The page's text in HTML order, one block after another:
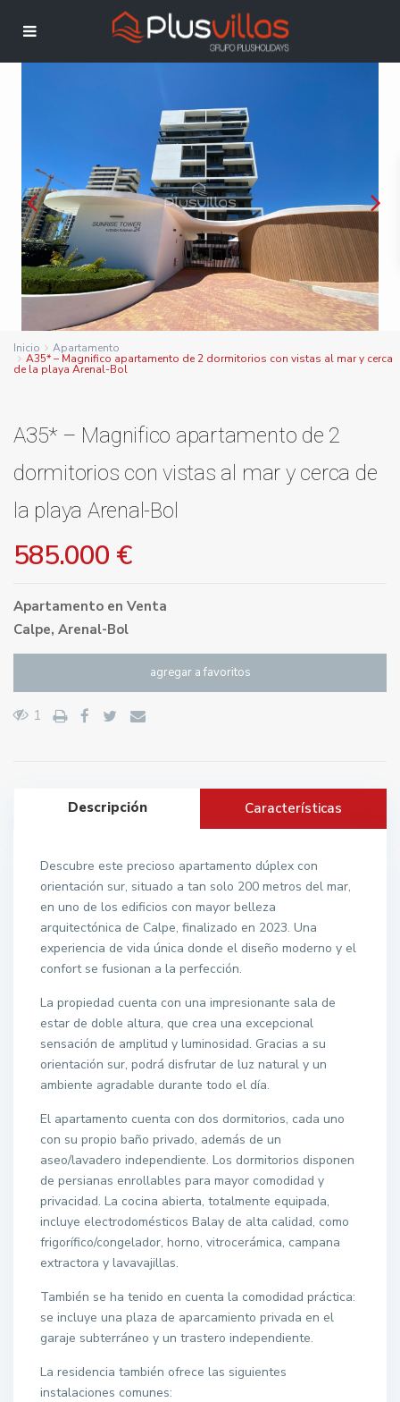
Inicio Apartamento
A35* – Magnifico apartamento de 2 dormitorios con vistas al mar y cerca
de la playa Arenal-Bol
A35* – Magnifico apartamento de 2
dormitorios con vistas al mar y cerca de
la playa Arenal-Bol
585.000 €
Apartamento en Venta
Calpe, Arenal-Bol
agregar a favoritos
1
Descripción Características
Descubre este precioso apartamento dúplex con
orientación sur, situado a tan solo 200 metros del mar,
en uno de los edificios con mayor belleza
arquitectónica de Calpe, finalizado en 2023. Una
experiencia de vida única donde el diseño moderno y el
confort se fusionan a la perfección.
La propiedad cuenta con una impresionante sala de
estar de doble altura, que crea una excepcional
sensación de amplitud y luminosidad. Gracias a su
orientación sur, podrá disfrutar de luz natural y un
ambiente agradable durante todo el día.
El apartamento cuenta con dos dormitorios, cada uno
con su propio baño privado, además de un
aseo/lavadero independiente. Los dormitorios disponen
de persianas enrollables para mayor comodidad y
privacidad. La cocina abierta, totalmente equipada,
incluye electrodomésticos Balay de alta calidad, como
frigorífico/congelador, horno, vitrocerámica, campana
extractora y lavavajillas.
También se ha tenido en cuenta la comodidad práctica:
se incluye una plaza de aparcamiento privada en el
garaje subterráneo y un trastero independiente.
La residencia también ofrece las siguientes
instalaciones comunes: